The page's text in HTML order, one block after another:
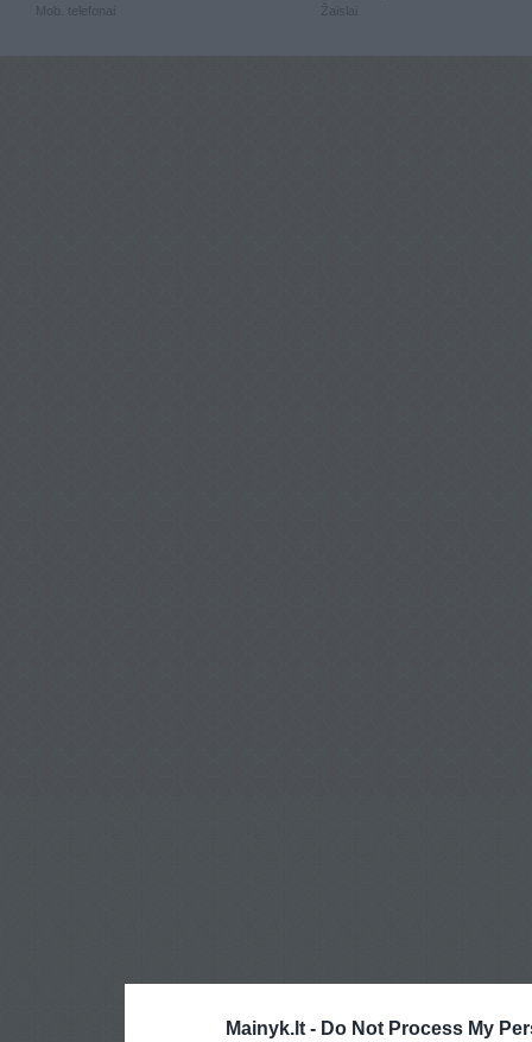
Mainyk.lt - Do Not Process My
Mob. telefonai
Žaislai